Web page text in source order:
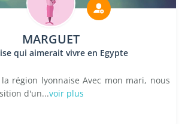
MARGUET
qui aimerait vivre en Egypte
région lyonnaise Avec mon mari, nous
d'un...voir plus